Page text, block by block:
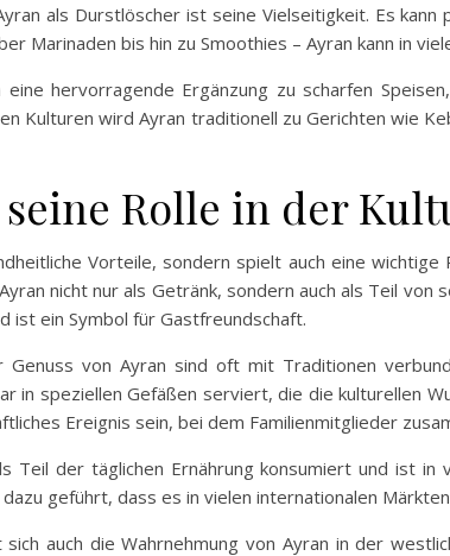
als Durstlöscher ist seine Vielseitigkeit. Es
Marinaden bis hin zu Smoothies – Ayran kann in
eine hervorragende Ergänzung zu scharfen
Kulturen wird Ayran traditionell zu Gerichten wie
Rolle in der
Vorteile, sondern spielt auch eine
nicht nur als Getränk, sondern auch als Teil
ist ein Symbol für Gastfreundschaft.
Genuss von Ayran sind oft mit Traditionen
in speziellen Gefäßen serviert, die die kulturellen
Ereignis sein, bei dem Familienmitglieder
Teil der täglichen Ernährung konsumiert und ist
geführt, dass es in vielen internationalen
auch die Wahrnehmung von Ayran in der